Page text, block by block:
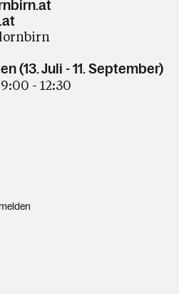
(13. Juli - 11. September)
- 12:30